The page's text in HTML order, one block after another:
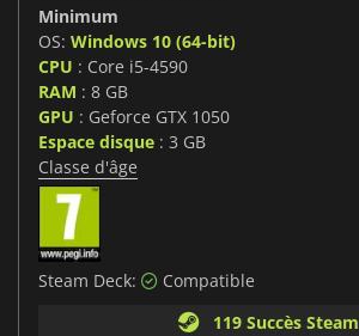
Minimum
OS: Windows 10 (64-bit)
CPU : Core i5-4590
RAM : 8 GB
GPU : Geforce GTX 1050
Espace disque : 3 GB
Classe d'âge
Steam Deck:
Compatible
119 Succès Steam